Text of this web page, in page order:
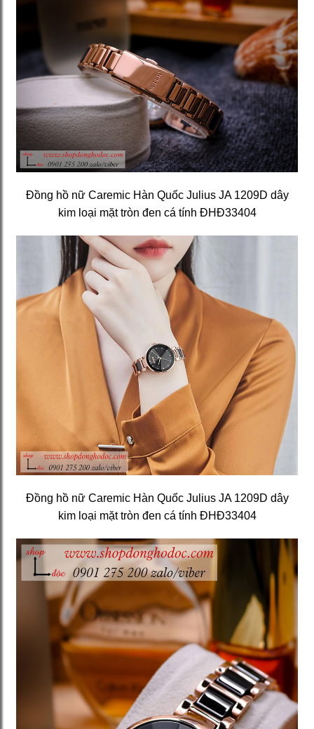
Đồng hồ nữ Caremic Hàn Quốc Julius JA 1209D dây
kim loại mặt tròn đen cá tính ĐHĐ33404
Đồng hồ nữ Caremic Hàn Quốc Julius JA 1209D dây
kim loại mặt tròn đen cá tính ĐHĐ33404